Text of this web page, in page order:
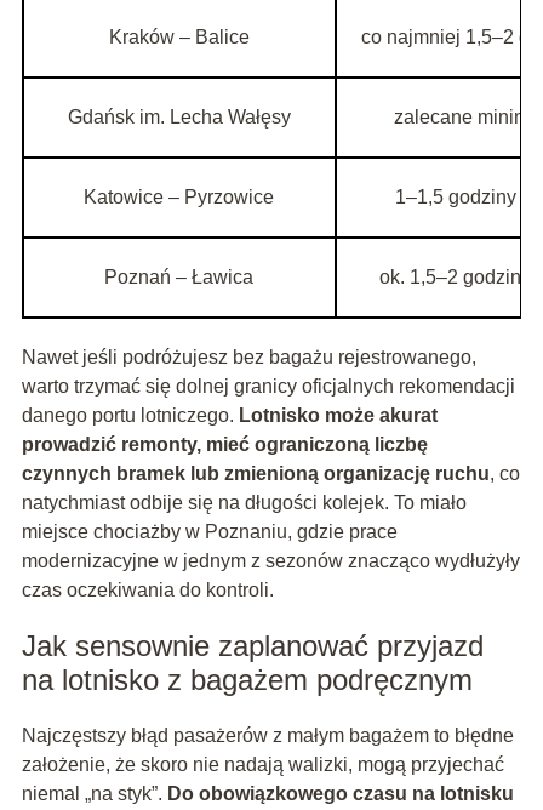
Kraków – Balice co najmniej 1,5–2
Gdańsk im. Lecha Wałęsy zalecane
Katowice – Pyrzowice 1–1,5 godziny
Poznań – Ławica ok. 1,5–2 godziny
Nawet jeśli podróżujesz bez bagażu rejestrowanego,
warto trzymać się dolnej granicy oficjalnych rekomendacji
danego portu lotniczego. Lotnisko może akurat
prowadzić remonty, mieć ograniczoną liczbę
czynnych bramek lub zmienioną organizację ruchu, co
natychmiast odbije się na długości kolejek. To miało
miejsce chociażby w Poznaniu, gdzie prace
modernizacyjne w jednym z sezonów znacząco wydłużyły
czas oczekiwania do kontroli.
Jak sensownie zaplanować przyjazd
na lotnisko z bagażem podręcznym
Najczęstszy błąd pasażerów z małym bagażem to błędne
założenie, że skoro nie nadają walizki, mogą przyjechać
niemal „na styk”. Do obowiązkowego czasu na lotnisku